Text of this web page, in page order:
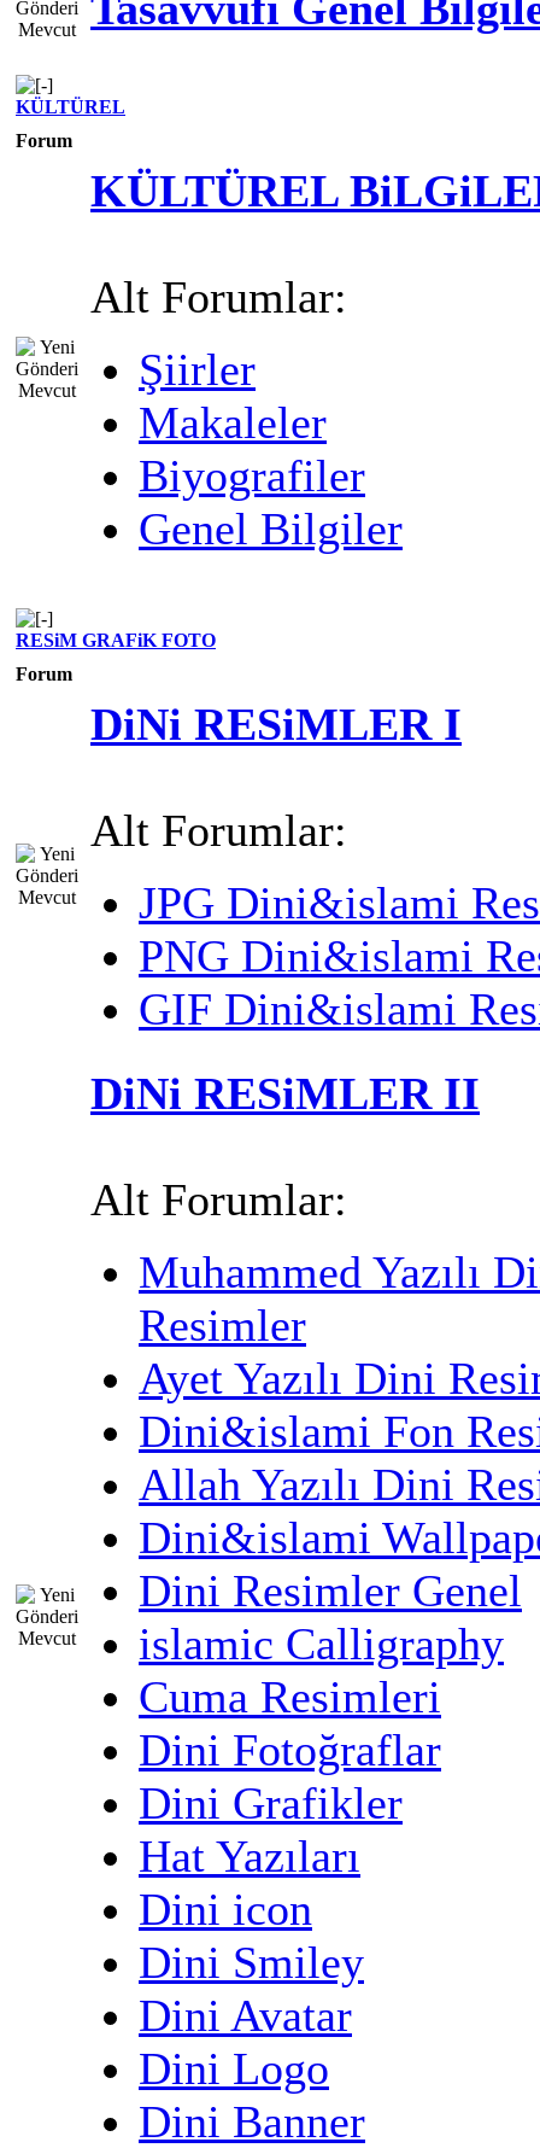
KÜLTÜREL
Forum
KÜLTÜREL
Alt Forumlar:
Şiirler
Makaleler
Biyografiler
Genel Bilgiler
RESiM GRAFiK FOTO
Forum
DiNi RESiMLER I
Alt Forumlar:
JPG Dini&islami
PNG Dini&islami
GIF Dini&islami
DiNi RESiMLER II
Alt Forumlar:
Muhammed Yazılı
Resimler
Ayet Yazılı Dini
Dini&islami Fon
Allah Yazılı Dini
Dini&islami
Dini Resimler Genel
islamic Calligraphy
Cuma Resimleri
Dini Fotoğraflar
Dini Grafikler
Hat Yazıları
Dini icon
Dini Smiley
Dini Avatar
Dini Logo
Dini Banner